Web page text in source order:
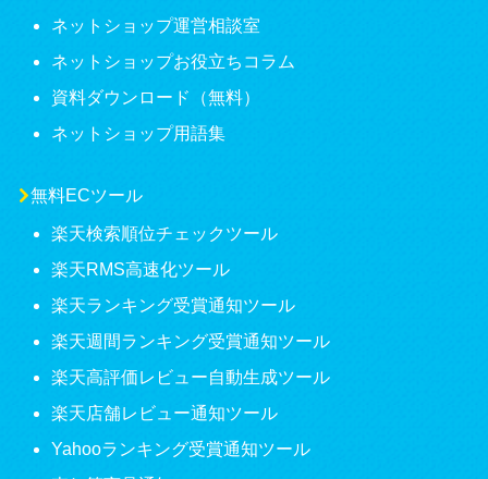
ネットショップ運営相談室
ネットショップお役立ちコラム
資料ダウンロード（無料）
ネットショップ用語集
無料ECツール
楽天検索順位チェックツール
楽天RMS高速化ツール
楽天ランキング受賞通知ツール
楽天週間ランキング受賞通知ツール
楽天高評価レビュー自動生成ツール
楽天店舗レビュー通知ツール
Yahooランキング受賞通知ツール